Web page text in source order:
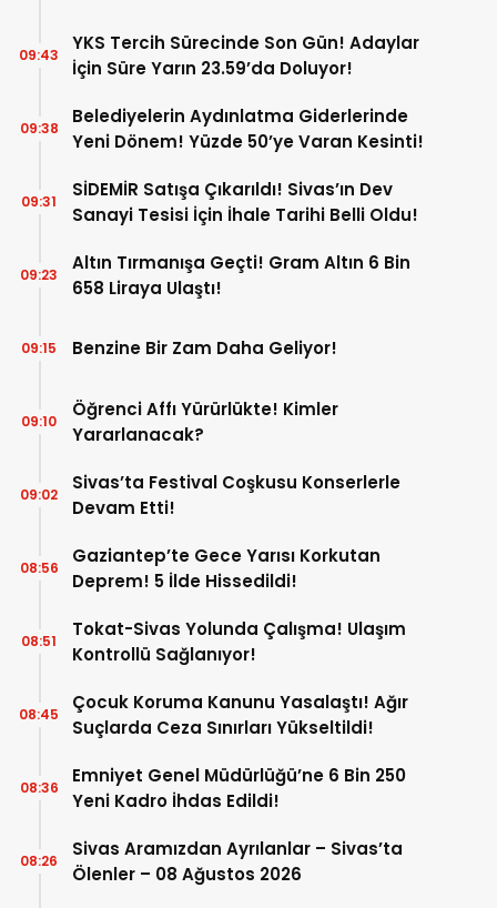
YKS Tercih Sürecinde Son Gün! Adaylar
İçin Süre Yarın 23.59’da Doluyor!
09:43
Belediyelerin Aydınlatma Giderlerinde
Yeni Dönem! Yüzde 50’ye Varan Kesinti!
09:38
SİDEMİR Satışa Çıkarıldı! Sivas’ın Dev
Sanayi Tesisi İçin İhale Tarihi Belli Oldu!
09:31
Altın Tırmanışa Geçti! Gram Altın 6 Bin
658 Liraya Ulaştı!
09:23
Benzine Bir Zam Daha Geliyor!
09:15
Öğrenci Affı Yürürlükte! Kimler
Yararlanacak?
09:10
Sivas’ta Festival Coşkusu Konserlerle
Devam Etti!
09:02
Gaziantep’te Gece Yarısı Korkutan
Deprem! 5 İlde Hissedildi!
08:56
Tokat-Sivas Yolunda Çalışma! Ulaşım
Kontrollü Sağlanıyor!
08:51
Çocuk Koruma Kanunu Yasalaştı! Ağır
Suçlarda Ceza Sınırları Yükseltildi!
08:45
Emniyet Genel Müdürlüğü’ne 6 Bin 250
Yeni Kadro İhdas Edildi!
08:36
Sivas Aramızdan Ayrılanlar – Sivas’ta
Ölenler – 08 Ağustos 2026
08:26